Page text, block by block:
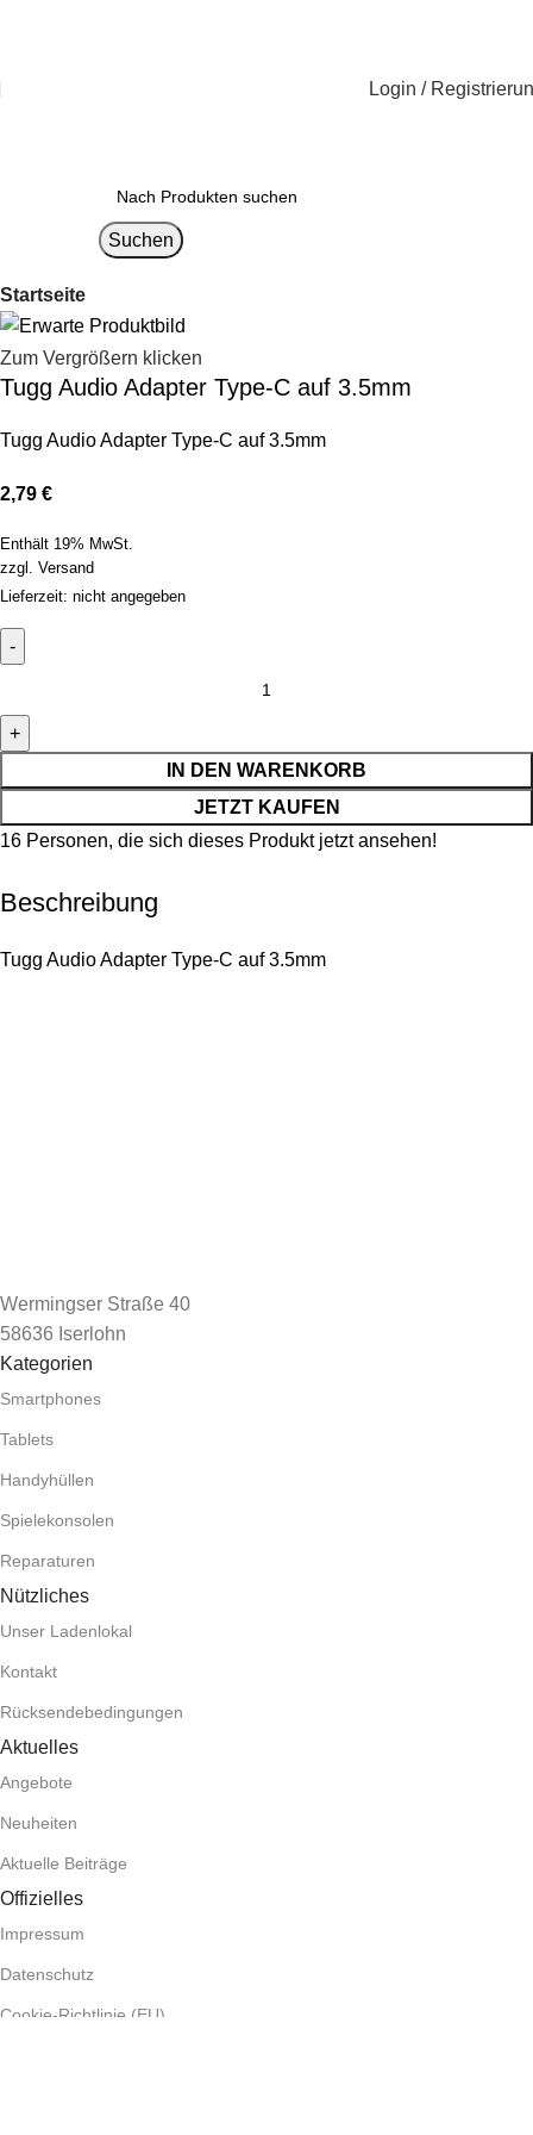
Login /
Suchen
Startseite
Zum Vergrößern klicken
Tugg Audio Adapter Type-C auf 3.5mm
Tugg Audio Adapter Type-C auf 3.5mm
2,79 €
Enthält 19% MwSt.
zzgl. Versand
Lieferzeit: nicht angegeben
IN DEN WARENKORB
JETZT KAUFEN
16 Personen, die sich dieses Produkt jetzt ansehen!
Beschreibung
Tugg Audio Adapter Type-C auf 3.5mm
Wermingser Straße 40
58636 Iserlohn
Kategorien
Smartphones
Tablets
Handyhüllen
Spielekonsolen
Reparaturen
Nützliches
Unser Ladenlokal
Kontakt
Rücksendebedingungen
Aktuelles
Angebote
Neuheiten
Aktuelle Beiträge
Offizielles
Impressum
Datenschutz
Cookie-Richtlinie (EU)